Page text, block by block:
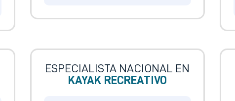
ESPECIALISTA NACIONAL EN
KAYAK RECREATIVO